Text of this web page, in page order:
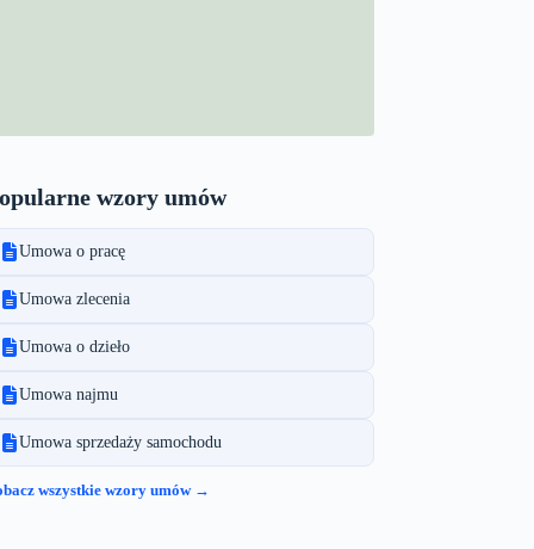
wzory umów
Umowa o pracę
Umowa zlecenia
Umowa o dzieło
Umowa najmu
Umowa sprzedaży samochodu
wszystkie wzory umów →